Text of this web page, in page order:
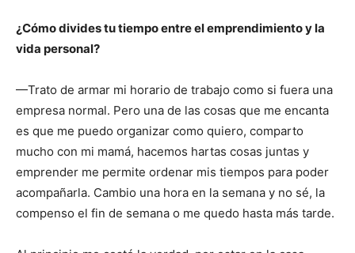
¿Cómo divides tu tiempo entre el emprendimiento y la
vida personal?
—Trato de armar mi horario de trabajo como si fuera una
empresa normal. Pero una de las cosas que me encanta
es que me puedo organizar como quiero, comparto
mucho con mi mamá, hacemos hartas cosas juntas y
emprender me permite ordenar mis tiempos para poder
acompañarla. Cambio una hora en la semana y no sé, la
compenso el fin de semana o me quedo hasta más tarde.